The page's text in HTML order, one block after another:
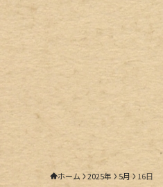
ホーム 2025年 5月 16日